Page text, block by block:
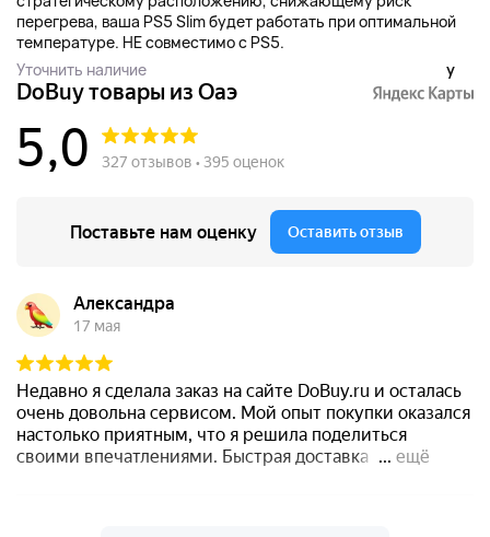
перегрева, ваша PS5 Slim будет работать при оптимальной
температуре. НЕ совместимо с PS5.
Уточнить наличие
y